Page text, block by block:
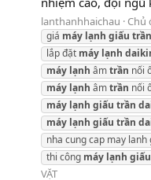
lanthanhhaichau Chủ
giá máy lạnh giấu trần
lắp đặt máy lạnh
máy lạnh âmtrần nối
máy lạnh âmtrần nối
máy lạnh giấu trần
máy lạnh giấu trần
nha cung cap may lanh
thi công máy lạnh giấu
VẶT